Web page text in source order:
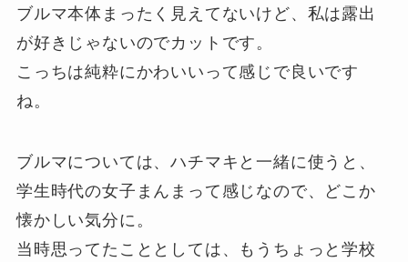
ブルマ本体まったく見えてないけど、私は露出
が好きじゃないのでカットです。
こっちは純粋にかわいいって感じで良いです
ね。
ブルマについては、ハチマキと一緒に使うと、
学生時代の女子まんまって感じなので、どこか
懐かしい気分に。
当時思ってたこととしては、もうちょっと学校